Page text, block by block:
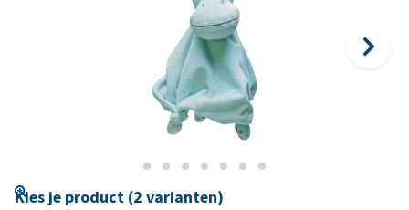
Kies je product (2 varianten)